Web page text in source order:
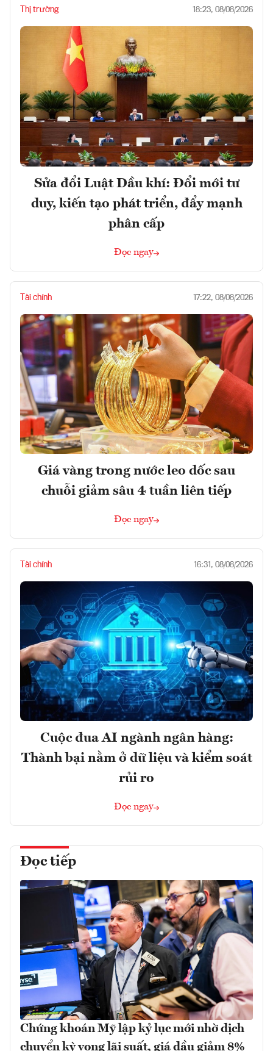
Thị trường 18:23, 08/08/2026
Sửa đổi Luật Dầu khí: Đổi mới tư
duy, kiến tạo phát triển, đẩy mạnh
phân cấp
Đọc ngay
Tài chính 17:22, 08/08/2026
Giá vàng trong nước leo dốc sau
chuỗi giảm sâu 4 tuần liên tiếp
Đọc ngay
Tài chính 16:31, 08/08/2026
Cuộc đua AI ngành ngân hàng:
Thành bại nằm ở dữ liệu và kiểm soát
rủi ro
Đọc ngay
Đọc tiếp
Chứng khoán Mỹ lập kỷ lục mới nhờ dịch
chuyển kỳ vọng lãi suất, giá dầu giảm 8%